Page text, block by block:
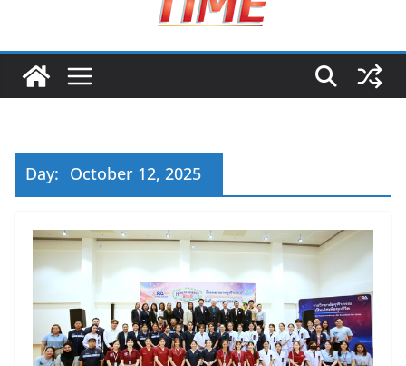
ใหญ่กว่า 250 บูธ คาดเงินสะพัด 220 ลบ.
ฟุตซอลไทย เสมอ เวียดนาม 3-3 ลุ้นคว้าแชมป์คอนติเน
มูลนิธิกองทุนนิยมไทย จับมือ กระทรวงวัฒนธรรม แถลง
เปิดตัวโครงการ ประกวดอัตลักษณ์อาหารภูมิภาค “รสถิ่น
ไทย” เฟ้นหาเมนูต้นตำรับ 4 ภูมิภาค ดัน Soft Power สู่
Day: October 12, 2025